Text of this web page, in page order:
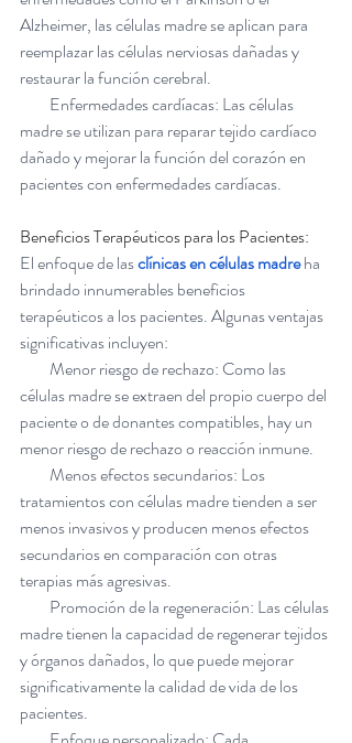
Alzheimer, las células madre se aplican para
reemplazar las células nerviosas dañadas y
restaurar la función cerebral.
madre se utilizan para reparar tejido cardíaco
dañado y mejorar la función del corazón en
pacientes con enfermedades cardíacas.
Beneficios Terapéuticos para los Pacientes:
El enfoque de las clínicas en células madre ha
brindado innumerables beneficios
terapéuticos a los pacientes. Algunas ventajas
significativas incluyen:
células madre se extraen del propio cuerpo del
paciente o de donantes compatibles, hay un
menor riesgo de rechazo o reacción inmune.
tratamientos con células madre tienden a ser
menos invasivos y producen menos efectos
secundarios en comparación con otras
terapias más agresivas.
madre tienen la capacidad de regenerar tejidos
y órganos dañados, lo que puede mejorar
significativamente la calidad de vida de los
pacientes.